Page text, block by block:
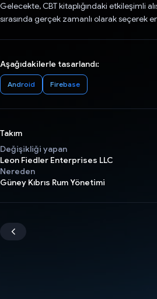
Gelecekte, CBT kitaplığındaki etkileşimli
sırasında gerçek zamanlı olarak seçerek
Aşağıdakilerle tasarlandı:
Android Firebase
Takım
Değişikliği yapan
Leon Fiedler Enterprises LLC
Nereden
Güney Kıbrıs Rum Yönetimi